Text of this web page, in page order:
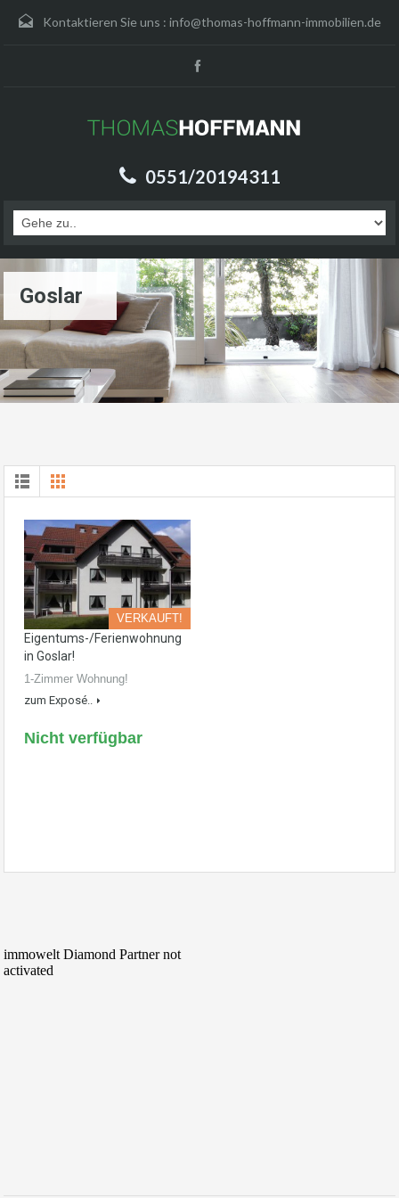
Kontaktieren Sie uns : info@thomas-hoffmann-immobilien.de
0551/20194311
Goslar
VERKAUFT!
Eigentums-/Ferienwohnung
in Goslar!
1-Zimmer Wohnung!
zum Exposé..
Nicht verfügbar